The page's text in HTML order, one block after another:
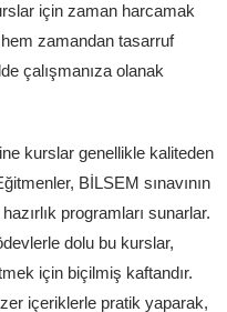
için zaman harcamak
zamandan tasarruf
çalışmanıza olanak
kurslar genellikle kaliteden
BİLSEM sınavının
programları sunarlar.
dolu bu kurslar,
için biçilmiş kaftandır.
içeriklerle pratik yaparak,